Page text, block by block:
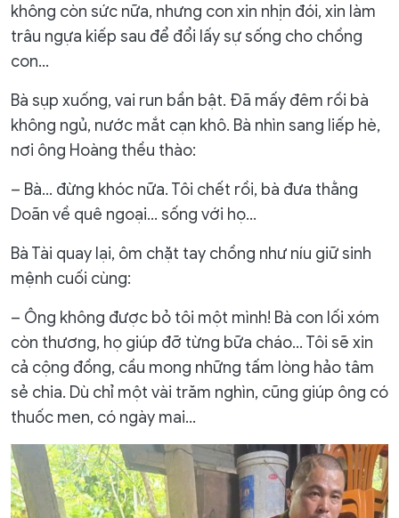
không còn sức nữa, nhưng con xin nhịn đói, xin làm
trâu ngựa kiếp sau để đổi lấy sự sống cho chồng
con…
Bà sụp xuống, vai run bần bật. Đã mấy đêm rồi bà
không ngủ, nước mắt cạn khô. Bà nhìn sang liếp hè,
nơi ông Hoàng thều thào:
– Bà… đừng khóc nữa. Tôi chết rồi, bà đưa thằng
Doãn về quê ngoại… sống với họ…
Bà Tài quay lại, ôm chặt tay chồng như níu giữ sinh
mệnh cuối cùng:
– Ông không được bỏ tôi một mình! Bà con lối xóm
còn thương, họ giúp đỡ từng bữa cháo… Tôi sẽ xin
cả cộng đồng, cầu mong những tấm lòng hảo tâm
sẻ chia. Dù chỉ một vài trăm nghìn, cũng giúp ông có
thuốc men, có ngày mai…